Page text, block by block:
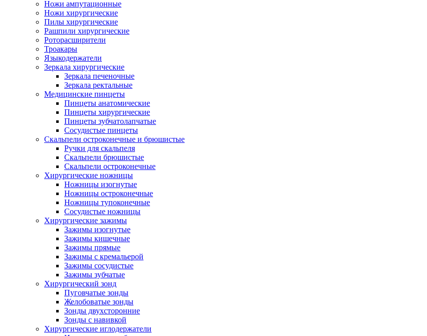
Ножи ампутационные
Ножи хирургические
Пилы хирургические
Рашпили хирургические
Роторасширители
Троакары
Языкодержатели
Зеркала хирургические
Зеркала печеночные
Зеркала ректальные
Медицинские пинцеты
Пинцеты анатомические
Пинцеты хирургические
Пинцеты зубчатолапчатые
Сосудистые пинцеты
Скальпели остроконечные и брюшистые
Ручки для скальпеля
Скальпели брюшистые
Скальпели остроконечные
Хирургические ножницы
Ножницы изогнутые
Ножницы остроконечные
Ножницы тупоконечные
Сосудистые ножницы
Хирургические зажимы
Зажимы изогнутые
Зажимы кишечные
Зажимы прямые
Зажимы с кремальерой
Зажимы сосудистые
Зажимы зубчатые
Хирургический зонд
Пуговчатые зонды
Желобоватые зонды
Зонды двухсторонние
Зонды с навивкой
Хирургические иглодержатели